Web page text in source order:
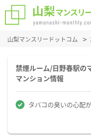
山梨マンスリードットコム
禁煙ルーム/日野春駅の
マンション情報
タバコの臭いの心配